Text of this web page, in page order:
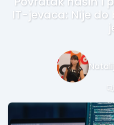
IT-jevaca: Nije